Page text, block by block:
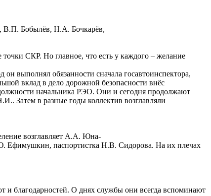
В.П. Бобылёв, Н.А. Бочкарёв,
СКР. Но главное, что есть у каждого – желание
выполнял обязанности сначала госавтоинспектора,
вклад в дело дорожной безопасности внёс
начальника РЭО. Они и сегодня продолжают
Затем в разные годы коллектив возглавляли
возглавляет А.А. Юна-
Ефимушкин, паспортистка Н.В. Сидорова. На их плечах
благодарностей. О днях службы они всегда вспоминают